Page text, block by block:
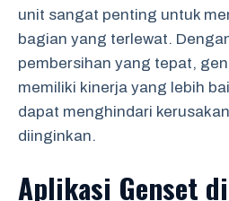
unit sangat penting untuk
bagian yang terlewat.
pembersihan yang tepat,
memiliki kinerja yang lebih
dapat menghindari
diinginkan.
Aplikasi Genset